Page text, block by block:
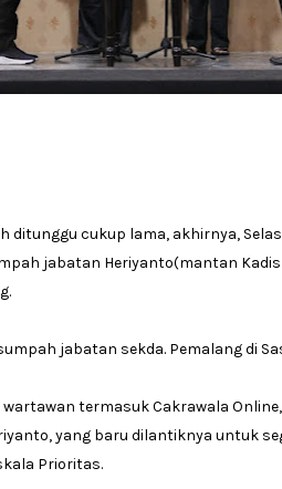
ditunggu cukup lama, akhirnya,
jabatan Heriyanto(mantan
jabatan sekda. Pemalang di
termasuk Cakrawala
yang baru dilantiknya untuk
Prioritas.